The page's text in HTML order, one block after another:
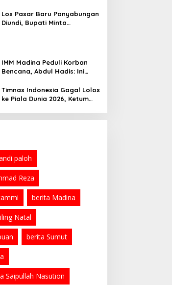
Los Pasar Baru Panyabungan
Diundi, Bupati Minta
IMM Madina Peduli Korban
Bencana, Abdul Hadis: Ini
Organisasi
Timnas Indonesia Gagal Lolos
ke Piala Dunia 2026, Ketum
paloh
Reza
berita Madina
Natal
berita Sumut
Saipullah Nasution